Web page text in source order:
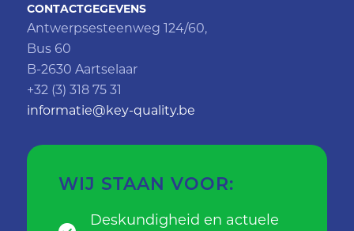
CONTACTGEGEVENS
Antwerpsesteenweg 124/60,
Bus 60
B-2630 Aartselaar
+32 (3) 318 75 31
informatie@key-quality.be
WIJ STAAN VOOR:
Deskundigheid en actuele